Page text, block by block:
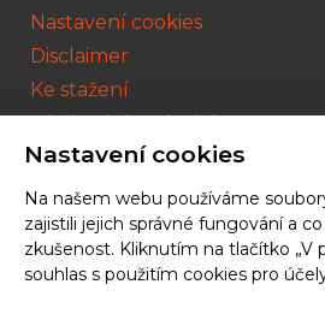
Nastavení cookies
Na našem webu používáme
zajistili jejich správné fungování a
zkušenost. Kliknutím na tlačítko „V
souhlas s použitím cookies pro
Nastavení cookies
Disclaimer
Ke stažení
Obchodní podmínky
member of